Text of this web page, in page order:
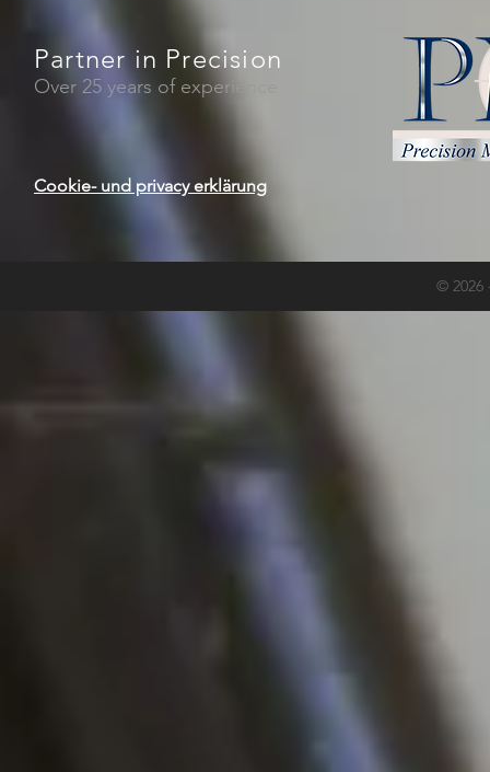
Partner in Precision
Over 25 years of experience
Cookie- und privacy erklärung
© 2026